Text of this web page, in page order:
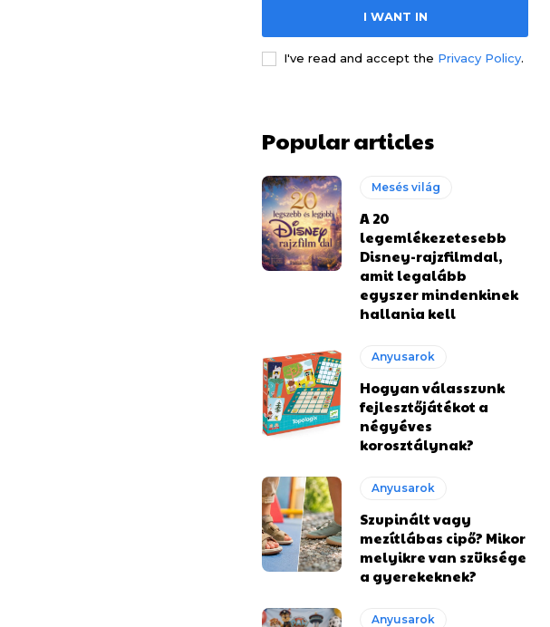
I WANT IN
I've read and accept the Privacy Policy.
Popular articles
Mesés világ
A 20
legemlékezetesebb
Disney-rajzfilmdal,
amit legalább
egyszer mindenkinek
hallania kell
Anyusarok
Hogyan válasszunk
fejlesztőjátékot a
négyéves
korosztálynak?
Anyusarok
Szupinált vagy
mezítlábas cipő? Mikor
melyikre van szüksége
a gyerekeknek?
Anyusarok